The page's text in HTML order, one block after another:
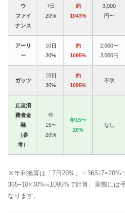
ウ
ファイ
ナンス
7日
20%
約
1043%
3,000
円〜
アーリ
ー
10日
30%
約
1095%
2,000〜
3,000円
ガッツ
10日
30%
約
1095%
不明
正規消
費者金
融
（参
考）
年
15〜
20%
年15〜
20%
なし
※年利換算は「7日20%」＝
365÷10×30%≒1095%で計算。実際には
なります。